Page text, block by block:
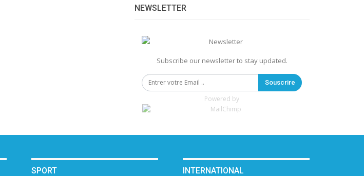
NEWSLETTER
Subscribe our newsletter to stay updated.
Souscrire
Powered by
SPORT INTERNATIONAL